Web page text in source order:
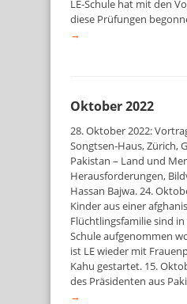
LE-Schule hat mit den
diese Prüfungen
→
Oktober 2022
28. Oktober 2022:
Songtsen-Haus, Zürich,
Pakistan – Land und
Herausforderungen,
Hassan Bajwa. 24.
Kinder aus einer
Flüchtlingsfamilie sind
Schule aufgenommen
ist LE wieder mit
Kahu gestartet. 15.
des Präsidenten aus
→